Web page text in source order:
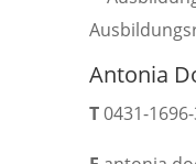
Antonia
T0431-